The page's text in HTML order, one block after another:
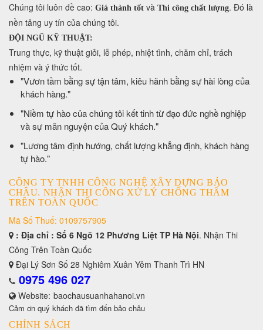
​Chúng tôi luôn đề cao: Giá thành tốt và Thi công chất lượng. Đó là
nền tảng uy tín của chúng tôi.
ĐỘI NGŨ KỸ THUẬT:
Trung thực, kỹ thuật giỏi, lễ phép, nhiệt tình, chăm chỉ, trách
nhiệm và ý thức tốt.
​"Vươn tầm bằng sự tận tâm, kiêu hãnh bằng sự hài lòng của
khách hàng."
​"Niềm tự hào của chúng tôi kết tinh từ đạo đức nghề nghiệp
và sự mãn nguyện của Quý khách."
​"Lương tâm định hướng, chất lượng khẳng định, khách hàng
tự hào."
CÔNG TY TNHH CÔNG NGHỆ XÂY DỰNG BẢO
CHÂU. NHẬN THI CÔNG XỬ LÝ CHỐNG THẤM
TRÊN TOÀN QUỐC
Mã Số Thuế: 0109757905
: Địa chỉ : Số 6 Ngõ 12 Phương Liệt TP Hà Nội. Nhận Thi
Công Trên Toàn Quốc
Đại Lý Sơn Số 28 Nghiêm Xuân Yêm Thanh Trì HN
0975 496 027
Website: baochausuanhahanoi.vn
Cảm ơn quý khách đã tìm đến bảo châu
CHÍNH SÁCH